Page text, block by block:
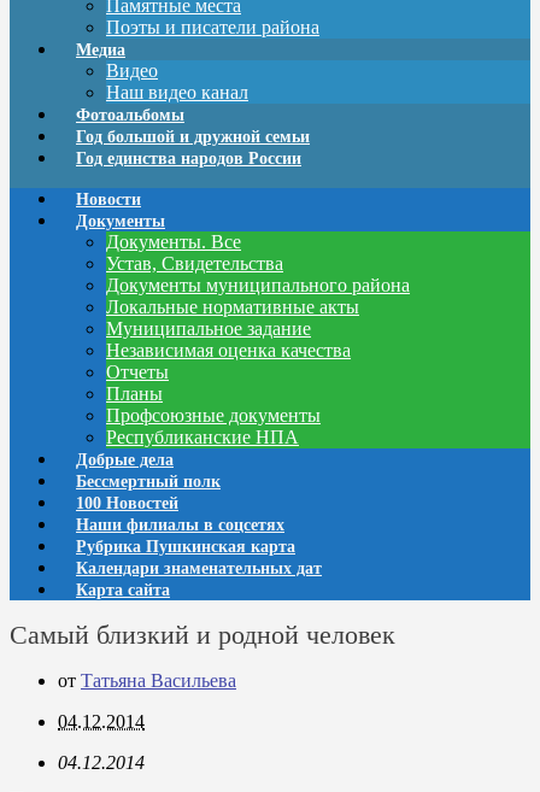
Памятные места
Поэты и писатели района
Медиа
Видео
Наш видео канал
Фотоальбомы
Год большой и дружной семьи
Год единства народов России
Новости
Документы
Документы. Все
Устав, Свидетельства
Документы муниципального района
Локальные нормативные акты
Муниципальное задание
Независимая оценка качества
Отчеты
Планы
Профсоюзные документы
Республиканские НПА
Добрые дела
Бессмертный полк
100 Новостей
Наши филиалы в соцсетях
Рубрика Пушкинская карта
Календари знаменательных дат
Карта сайта
Самый близкий и родной человек
от Татьяна Васильева
04.12.2014
04.12.2014